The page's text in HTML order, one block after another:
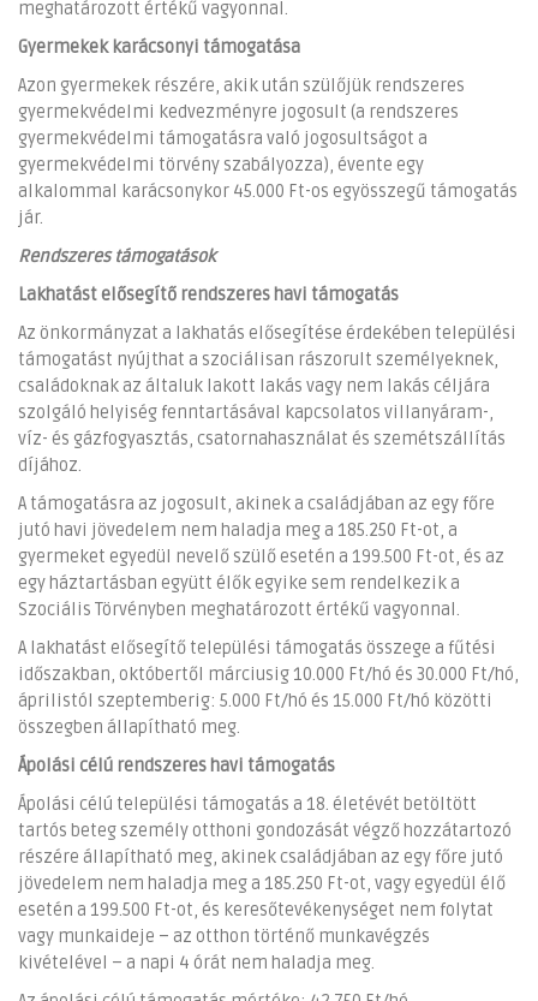
meghatározott értékű vagyonnal.
Gyermekek karácsonyi támogatása
Azon gyermekek részére, akik után szülőjük rendszeres
gyermekvédelmi kedvezményre jogosult (a rendszeres
gyermekvédelmi támogatásra való jogosultságot a
gyermekvédelmi törvény szabályozza), évente egy
alkalommal karácsonykor 45.000 Ft-os egyösszegű támogatás
jár.
Rendszeres támogatások
Lakhatást elősegítő rendszeres havi támogatás
Az önkormányzat a lakhatás elősegítése érdekében települési
támogatást nyújthat a szociálisan rászorult személyeknek,
családoknak az általuk lakott lakás vagy nem lakás céljára
szolgáló helyiség fenntartásával kapcsolatos villanyáram-,
víz- és gázfogyasztás, csatornahasználat és szemétszállítás
díjához.
A támogatásra az jogosult, akinek a családjában az egy főre
jutó havi jövedelem nem haladja meg a 185.250 Ft-ot, a
gyermeket egyedül nevelő szülő esetén a 199.500 Ft-ot, és az
egy háztartásban együtt élők egyike sem rendelkezik a
Szociális Törvényben meghatározott értékű vagyonnal.
A lakhatást elősegítő települési támogatás összege a fűtési
időszakban, októbertől márciusig 10.000 Ft/hó és 30.000 Ft/hó,
áprilistól szeptemberig: 5.000 Ft/hó és 15.000 Ft/hó közötti
összegben állapítható meg.
Ápolási célú rendszeres havi támogatás
Ápolási célú települési támogatás a 18. életévét betöltött
tartós beteg személy otthoni gondozását végző hozzátartozó
részére állapítható meg, akinek családjában az egy főre jutó
jövedelem nem haladja meg a 185.250 Ft-ot, vagy egyedül élő
esetén a 199.500 Ft-ot, és keresőtevékenységet nem folytat
vagy munkaideje – az otthon történő munkavégzés
kivételével – a napi 4 órát nem haladja meg.